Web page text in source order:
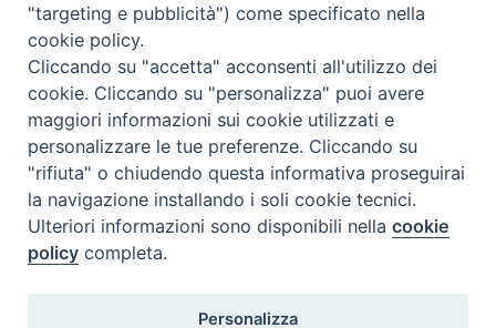
Paolo”
Via Cifali 5-7
95123 Catania - Italia
E-mail:redazione@sdbsicilia.org
"targeting e pubblicità") come specificato nella
cookie policy.
Cliccando su "accetta" acconsenti all'utilizzo dei
cookie. Cliccando su "personalizza" puoi avere
maggiori informazioni sui cookie utilizzati e
personalizzare le tue preferenze. Cliccando su
"rifiuta" o chiudendo questa informativa proseguirai
la navigazione installando i soli cookie tecnici.
Ulteriori informazioni sono disponibili nellacookie
policy completa.
Personalizza